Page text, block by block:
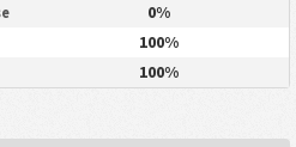
0%
100%
100%